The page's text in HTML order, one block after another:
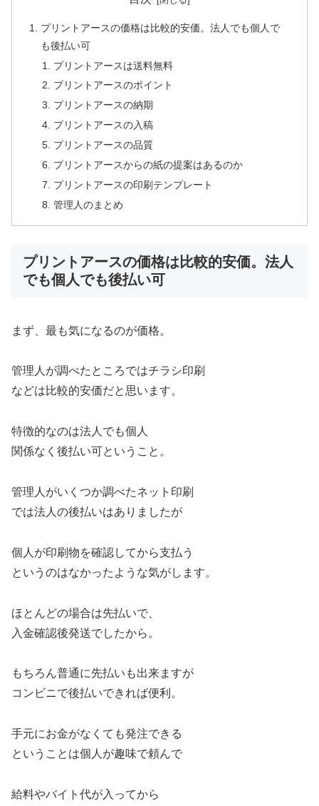
プリントアースの価格は比較的安価。法人でも個人で
も後払い可
プリントアースは送料無料
プリントアースのポイント
プリントアースの納期
プリントアースの入稿
プリントアースの品質
プリントアースからの紙の提案はあるのか
プリントアースの印刷テンプレート
管理人のまとめ
プリントアースの価格は比較的安価。法人
でも個人でも後払い可
まず、最も気になるのが価格。
管理人が調べたところではチラシ印刷
などは比較的安価だと思います。
特徴的なのは法人でも個人
関係なく後払い可ということ。
管理人がいくつか調べたネット印刷
では法人の後払いはありましたが
個人が印刷物を確認してから支払う
というのはなかったような気がします。
ほとんどの場合は先払いで、
入金確認後発送でしたから。
もちろん普通に先払いも出来ますが
コンビニで後払いできれば便利。
手元にお金がなくても発注できる
ということは個人が趣味で頼んで
給料やバイト代が入ってから